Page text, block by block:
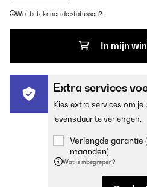
Wat betekenen de statussen?
In mijn
Extra services
Kies extra services om
levensduur te verlengen.
Verlengde garantie
maanden)
Wat is inbegrepen?